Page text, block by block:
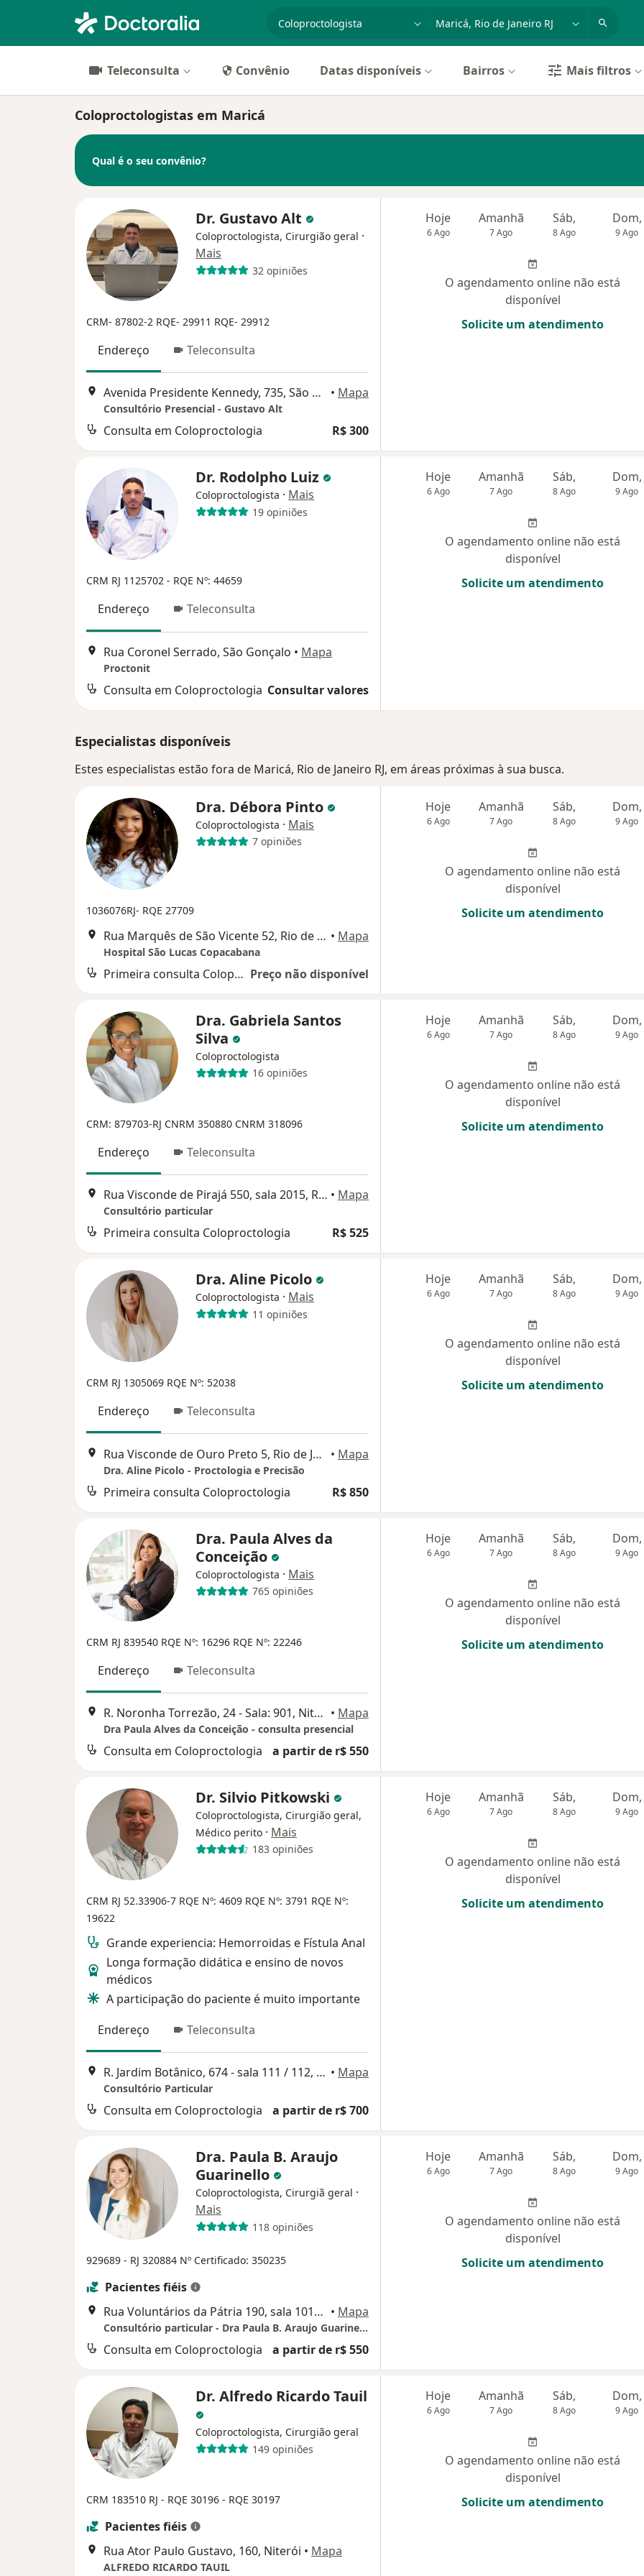
cidade ou região
Teleconsulta Convênio Datas disponíveis Bairros Mais filtros
Coloproctologistas em Maricá
Qual é o seu convênio?
Dr. Gustavo Alt
Coloproctologista, Cirurgião geral ·
Mais
32 opiniões
CRM- 87802-2 RQE- 29911 RQE- 29912
Endereço Teleconsulta
Avenida Presidente Kennedy, 735, São Gonçalo • Mapa
Consultório Presencial - Gustavo Alt
Consulta em Coloproctologia R$ 300
Hoje
6 Ago
Amanhã
7 Ago
Sáb,
8 Ago
Dom,
9 Ago
O agendamento online não está
disponível
Solicite um atendimento
Dr. Rodolpho Luiz
Coloproctologista · Mais
19 opiniões
CRM RJ 1125702 - RQE Nº: 44659
Endereço Teleconsulta
Rua Coronel Serrado, São Gonçalo • Mapa
Proctonit
Consulta em Coloproctologia Consultar valores
Hoje
6 Ago
Amanhã
7 Ago
Sáb,
8 Ago
Dom,
9 Ago
O agendamento online não está
disponível
Solicite um atendimento
Especialistas disponíveis
Estes especialistas estão fora de Maricá, Rio de Janeiro RJ, em áreas próximas à sua busca.
Dra. Débora Pinto
Coloproctologista · Mais
7 opiniões
1036076RJ- RQE 27709
Rua Marquês de São Vicente 52, Rio de Janeiro • Mapa
Hospital São Lucas Copacabana
Primeira consulta Coloproctologia Preço não disponível
Hoje
6 Ago
Amanhã
7 Ago
Sáb,
8 Ago
Dom,
9 Ago
O agendamento online não está
disponível
Solicite um atendimento
Dra. Gabriela Santos
Silva
Coloproctologista
16 opiniões
CRM: 879703-RJ CNRM 350880 CNRM 318096
Endereço Teleconsulta
Rua Visconde de Pirajá 550, sala 2015, Rio de Janeiro • Mapa
Consultório particular
Primeira consulta Coloproctologia R$ 525
Hoje
6 Ago
Amanhã
7 Ago
Sáb,
8 Ago
Dom,
9 Ago
O agendamento online não está
disponível
Solicite um atendimento
Dra. Aline Picolo
Coloproctologista · Mais
11 opiniões
CRM RJ 1305069 RQE Nº: 52038
Endereço Teleconsulta
Rua Visconde de Ouro Preto 5, Rio de Janeiro • Mapa
Dra. Aline Picolo - Proctologia e Precisão
Primeira consulta Coloproctologia R$ 850
Hoje
6 Ago
Amanhã
7 Ago
Sáb,
8 Ago
Dom,
9 Ago
O agendamento online não está
disponível
Solicite um atendimento
Dra. Paula Alves da
Conceição
Coloproctologista · Mais
765 opiniões
CRM RJ 839540 RQE Nº: 16296 RQE Nº: 22246
Endereço Teleconsulta
R. Noronha Torrezão, 24 - Sala: 901, Niterói • Mapa
Dra Paula Alves da Conceição - consulta presencial
Consulta em Coloproctologia a partir de r$ 550
Hoje
6 Ago
Amanhã
7 Ago
Sáb,
8 Ago
Dom,
9 Ago
O agendamento online não está
disponível
Solicite um atendimento
Dr. Silvio Pitkowski
Coloproctologista, Cirurgião geral,
Médico perito · Mais
183 opiniões
CRM RJ 52.33906-7 RQE Nº: 4609 RQE Nº: 3791 RQE Nº:
19622
Grande experiencia: Hemorroidas e Fístula Anal
Longa formação didática e ensino de novos
médicos
A participação do paciente é muito importante
Endereço
Teleconsulta
R. Jardim Botânico, 674 - sala 111 / 112, Rio de Janeiro • Mapa
Consultório Particular
Consulta em Coloproctologia a partir de r$ 700
Hoje
6 Ago
Amanhã
7 Ago
Sáb,
8 Ago
Dom,
9 Ago
O agendamento online não está
disponível
Solicite um atendimento
Dra. Paula B. Araujo
Guarinello
Coloproctologista, Cirurgiã geral ·
Mais
118 opiniões
929689 - RJ 320884 Nº Certificado: 350235
Pacientes fiéis
Rua Voluntários da Pátria 190, sala 1012, Rio de Janeiro • Mapa
Consultório particular - Dra Paula B. Araujo Guarinello
Consulta em Coloproctologia a partir de r$ 550
Hoje
6 Ago
Amanhã
7 Ago
Sáb,
8 Ago
Dom,
9 Ago
O agendamento online não está
disponível
Solicite um atendimento
Dr. Alfredo Ricardo Tauil
Coloproctologista, Cirurgião geral
149 opiniões
CRM 183510 RJ - RQE 30196 - RQE 30197
Pacientes fiéis
Rua Ator Paulo Gustavo, 160, Niterói • Mapa
ALFREDO RICARDO TAUIL
Hoje
6 Ago
Amanhã
7 Ago
Sáb,
8 Ago
Dom,
9 Ago
O agendamento online não está
disponível
Solicite um atendimento